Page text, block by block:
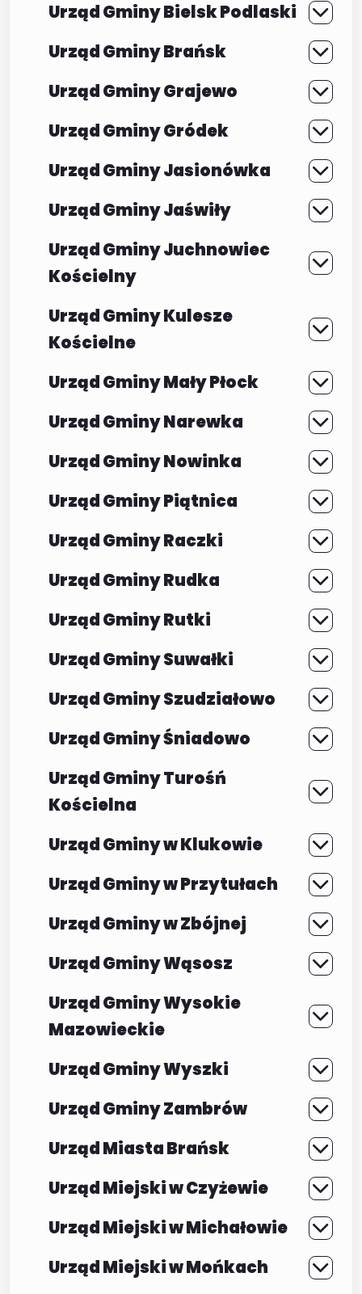
Urząd Gminy Bielsk Podlaski
Urząd Gminy Brańsk
Urząd Gminy Grajewo
Urząd Gminy Gródek
Urząd Gminy Jasionówka
Urząd Gminy Jaświły
Urząd Gminy Juchnowiec
Kościelny
Urząd Gminy Kulesze
Kościelne
Urząd Gminy Mały Płock
Urząd Gminy Narewka
Urząd Gminy Nowinka
Urząd Gminy Piątnica
Urząd Gminy Raczki
Urząd Gminy Rudka
Urząd Gminy Rutki
Urząd Gminy Suwałki
Urząd Gminy Szudziałowo
Urząd Gminy Śniadowo
Urząd Gminy Turośń
Kościelna
Urząd Gminy w Klukowie
Urząd Gminy w Przytułach
Urząd Gminy w Zbójnej
Urząd Gminy Wąsosz
Urząd Gminy Wysokie
Mazowieckie
Urząd Gminy Wyszki
Urząd Gminy Zambrów
Urząd Miasta Brańsk
Urząd Miejski w Czyżewie
Urząd Miejski w Michałowie
Urząd Miejski w Mońkach